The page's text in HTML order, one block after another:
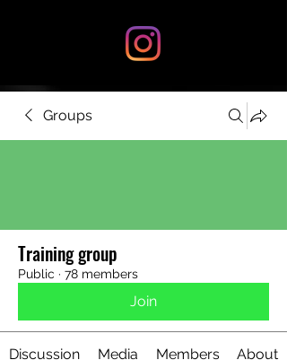
Groups
Training group
Public · 78 members
Join
Discussion Media Members About